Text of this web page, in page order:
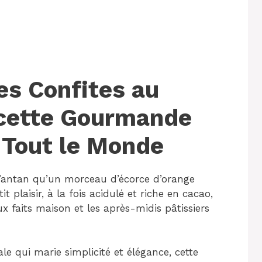
Confites au
Gourmande
le Monde
qu’un morceau d’écorce d’orange
plaisir, à la fois acidulé et riche en cacao,
faits maison et les après-midis pâtissiers
qui marie simplicité et élégance, cette